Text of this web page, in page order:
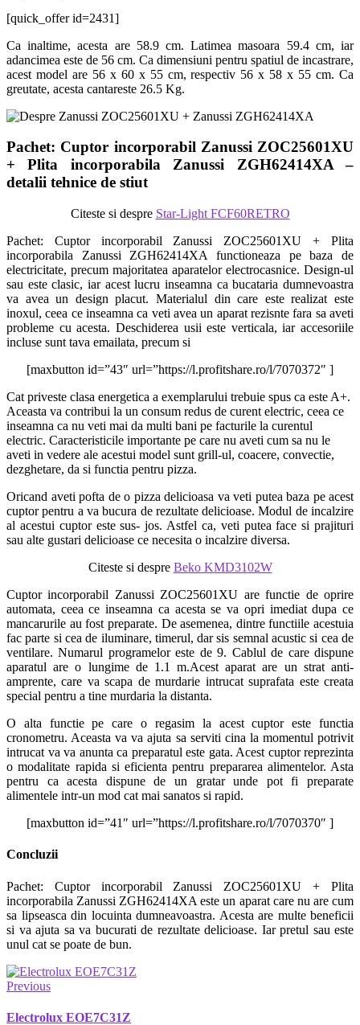
[quick_offer id=2431]
Ca inaltime, acesta are 58.9 cm. Latimea masoara 59.4 cm, iar
adancimea este de 56 cm. Ca dimensiuni pentru spatiul de incastrare,
acest model are 56 x 60 x 55 cm, respectiv 56 x 58 x 55 cm. Ca
greutate, acesta cantareste 26.5 Kg.
Pachet: Cuptor incorporabil Zanussi ZOC25601XU
+ Plita incorporabila Zanussi ZGH62414XA –
detalii tehnice de stiut
Citeste si despre Star-Light FCF60RETRO
Pachet: Cuptor incorporabil Zanussi ZOC25601XU + Plita
incorporabila Zanussi ZGH62414XA functioneaza pe baza de
electricitate, precum majoritatea aparatelor electrocasnice. Design-ul
sau este clasic, iar acest lucru inseamna ca bucataria dumnevoastra
va avea un design placut. Materialul din care este realizat este
inoxul, ceea ce inseamna ca veti avea un aparat rezisnte fara sa aveti
probleme cu acesta. Deschiderea usii este verticala, iar accesoriile
incluse sunt tava emailata, precum si
[maxbutton id=”43″ url=”https://l.profitshare.ro/l/7070372″ ]
Cat priveste clasa energetica a exemplarului trebuie spus ca este A+.
Aceasta va contribui la un consum redus de curent electric, ceea ce
inseamna ca nu veti mai da multi bani pe facturile la curentul
electric. Caracteristicile importante pe care nu aveti cum sa nu le
aveti in vedere ale acestui model sunt grill-ul, coacere, convectie,
dezghetare, da si functia pentru pizza.
Oricand aveti pofta de o pizza delicioasa va veti putea baza pe acest
cuptor pentru a va bucura de rezultate delicioase. Modul de incalzire
al acestui cuptor este sus- jos. Astfel ca, veti putea face si prajituri
sau alte gustari delicioase ce necesita o incalzire diversa.
Citeste si despre Beko KMD3102W
Cuptor incorporabil Zanussi ZOC25601XU are functie de oprire
automata, ceea ce inseamna ca acesta se va opri imediat dupa ce
mancarurile au fost preparate. De asemenea, dintre functiile acestuia
fac parte si cea de iluminare, timerul, dar sis semnal acustic si cea de
ventilare. Numarul programelor este de 9. Cablul de care dispune
aparatul are o lungime de 1.1 m.Acest aparat are un strat anti-
amprente, care va scapa de murdarie intrucat suprafata este creata
special pentru a tine murdaria la distanta.
O alta functie pe care o regasim la acest cuptor este functia
cronometru. Aceasta va va ajuta sa serviti cina la momentul potrivit
intrucat va va anunta ca preparatul este gata. Acest cuptor reprezinta
o modalitate rapida si eficienta pentru prepararea alimentelor. Asta
pentru ca acesta dispune de un gratar unde pot fi preparate
alimentele intr-un mod cat mai sanatos si rapid.
[maxbutton id=”41″ url=”https://l.profitshare.ro/l/7070370″ ]
Concluzii
Pachet: Cuptor incorporabil Zanussi ZOC25601XU + Plita
incorporabila Zanussi ZGH62414XA este un aparat care nu are cum
sa lipseasca din locuinta dumneavoastra. Acesta are multe beneficii
si va ajuta sa va bucurati de rezultate delicioase. Iar pretul sau este
unul cat se poate de bun.
Previous
Electrolux EOE7C31Z